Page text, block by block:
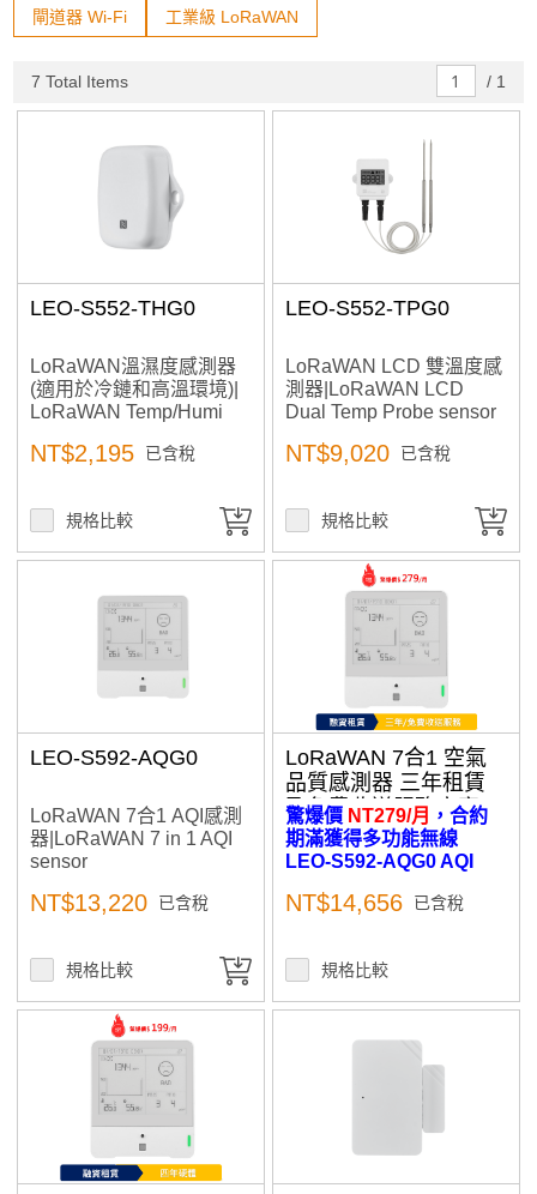
Sort By
The Newest
Price: low–high
Z to A
閘道器 Wi-Fi 工業級 LoRaWAN
7 Total Items / 1
LEO-S552-THG0
LoRaWAN溫濕度感測器
(適用於冷鏈和高溫環境)|
LoRaWAN Temp/Humi
NT$2,195 已含稅
規格比較
LEO-S552-TPG0
LoRaWAN LCD 雙溫度感
測器|LoRaWAN LCD
Dual Temp Probe sensor
NT$9,020 已含稅
規格比較
LEO-S592-AQG0
LoRaWAN 7合1 AQI感測
器|LoRaWAN 7 in 1 AQI
sensor
NT$13,220 已含稅
規格比較
LoRaWAN 7合1 空氣
品質感測器 三年租賃
及免費收送服務方案
驚爆價 NT279/月 ，合約
期滿獲得多功能無線
LEO-S592-AQG0 AQI
NT$14,656 已含稅
規格比較
加入購物車
產品已加入購物車